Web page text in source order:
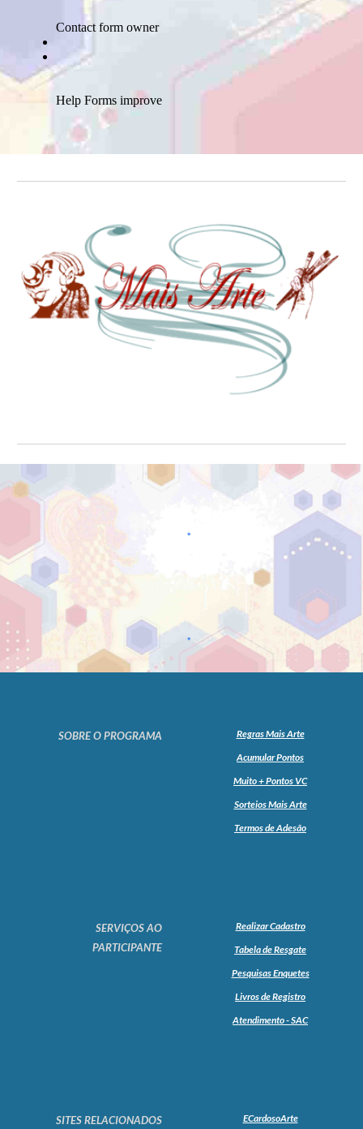
SOBRE O PROGRAMA
Regras Mais Arte
Acumular Pontos
Muito + Pontos VC
Sorteios Mais Arte
Termos de Adesão
SERVIÇOS AO
PARTICIPANTE
Realizar Cadastro
Tabela de Resgate
Pesquisas Enquetes
Livros de Registro
Atendimento - SAC
SITES RELACIONADOS ECardosoArte